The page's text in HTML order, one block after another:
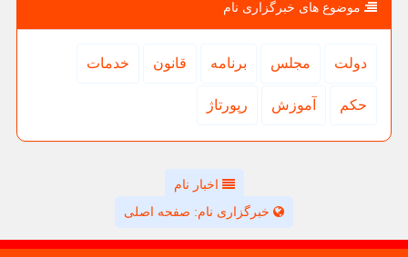
موضوع های خبرگزاری نام
دولت مجلس برنامه قانون خدمات
حكم آموزش رپورتاژ
اخبار نام
خبرگزاری نام: صفحه اصلی